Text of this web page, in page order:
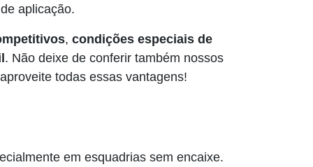
aplicação.
, condições especiais de
. Não deixe de conferir também nossos
todas essas vantagens!
em esquadrias sem encaixe.